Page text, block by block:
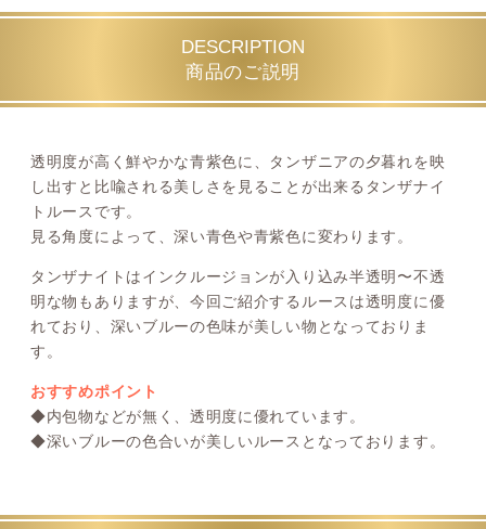
DESCRIPTION
商品のご説明
透明度が高く鮮やかな青紫色に、タンザニアの夕暮れを映
し出すと比喩される美しさを見ることが出来るタンザナイ
トルースです。
見る角度によって、深い青色や青紫色に変わります。
タンザナイトはインクルージョンが入り込み半透明〜不透
明な物もありますが、今回ご紹介するルースは透明度に優
れており、深いブルーの色味が美しい物となっておりま
す。
おすすめポイント
◆内包物などが無く、透明度に優れています。
◆深いブルーの色合いが美しいルースとなっております。